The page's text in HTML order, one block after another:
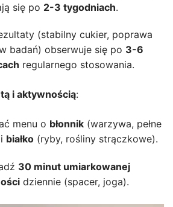
się po 2-3 tygodniach.
(stabilny cukier, poprawa
badań) obserwuje się po 3-6
regularnego stosowania.
i aktywnością:
menu o błonnik(warzywa, pełne
białko(ryby, rośliny strączkowe).
30 minut umiarkowanej
dziennie (spacer, joga).